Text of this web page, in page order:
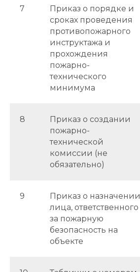
7
Приказ о порядке и
сроках проведения
противопожарного
инструктажа и
прохождения
пожарно-
технического
минимума
8
Приказ о создании
пожарно-
технической
комиссии (не
обязательно)
9
Приказ о назначении
лица, ответственного
за пожарную
безопасность на
объекте